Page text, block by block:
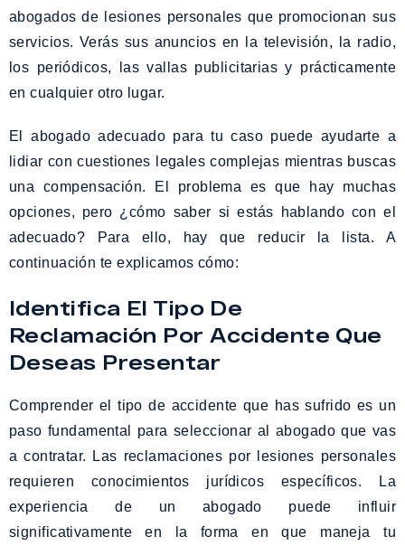
abogados de lesiones personales que promocionan sus
servicios. Verás sus anuncios en la televisión, la radio,
los periódicos, las vallas publicitarias y prácticamente
en cualquier otro lugar.
El abogado adecuado para tu caso puede ayudarte a
lidiar con cuestiones legales complejas mientras buscas
una compensación. El problema es que hay muchas
opciones, pero ¿cómo saber si estás hablando con el
adecuado? Para ello, hay que reducir la lista. A
continuación te explicamos cómo:
Identifica El Tipo De
Reclamación Por Accidente Que
Deseas Presentar
Comprender el tipo de accidente que has sufrido es un
paso fundamental para seleccionar al abogado que vas
a contratar. Las reclamaciones por lesiones personales
requieren conocimientos jurídicos específicos. La
experiencia de un abogado puede influir
significativamente en la forma en que maneja tu